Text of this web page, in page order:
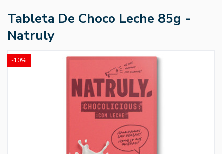
Tableta De Choco Leche 85g -
Natruly
-10%